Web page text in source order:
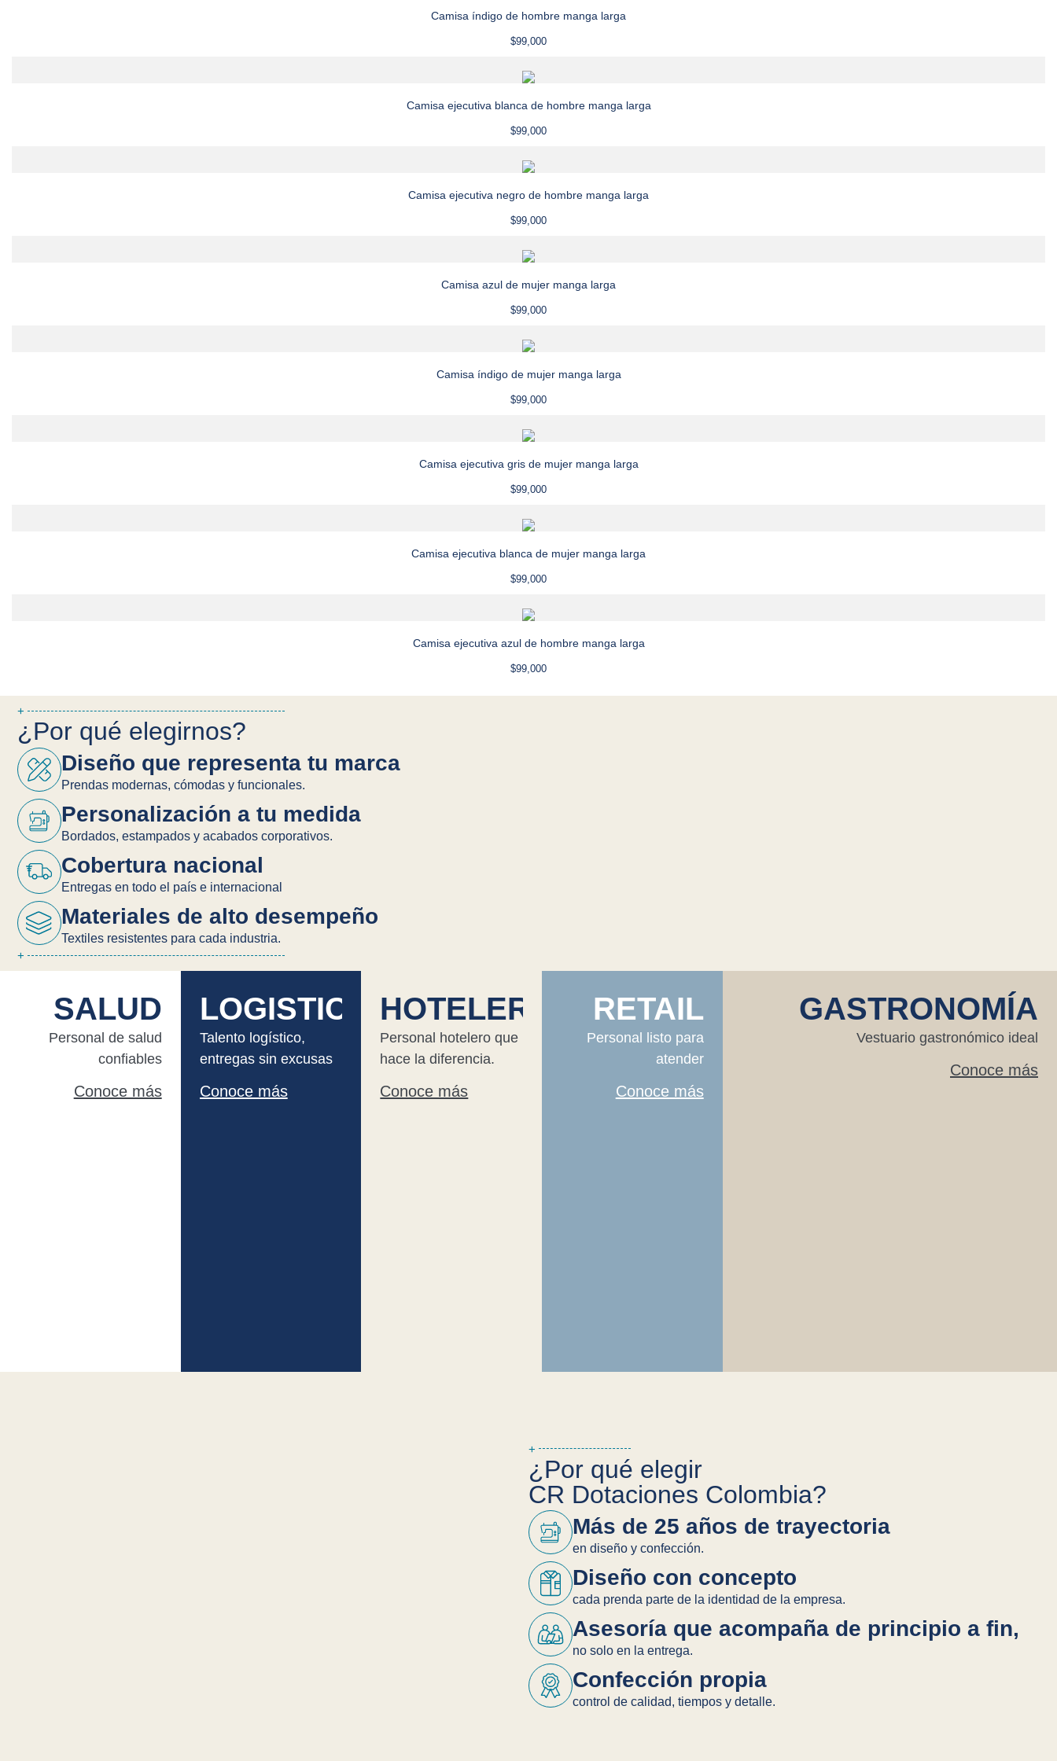
Camisa índigo de hombre manga larga
$99,000
Camisa ejecutiva blanca de hombre manga larga
$99,000
Camisa ejecutiva negro de hombre manga larga
$99,000
Camisa azul de mujer manga larga
$99,000
Camisa índigo de mujer manga larga
$99,000
Camisa ejecutiva gris de mujer manga larga
$99,000
Camisa ejecutiva blanca de mujer manga larga
$99,000
Camisa ejecutiva azul de hombre manga larga
$99,000
+
¿Por qué elegirnos?
Diseño que representa tu marca
Prendas modernas, cómodas y funcionales.
Personalización a tu medida
Bordados, estampados y acabados corporativos.
Cobertura nacional
Entregas en todo el país e internacional
Materiales de alto desempeño
Textiles resistentes para cada industria.
+
SALUD
Personal de salud
confiables
Conoce más
LOGISTICA
Talento logístico,
entregas sin excusas
Conoce más
HOTELERIA
Personal hotelero que
hace la diferencia.
Conoce más
RETAIL
Personal listo para
atender
Conoce más
GASTRONOMÍA
Vestuario gastronómico ideal
Conoce más
+
¿Por qué elegir
CR Dotaciones Colombia?
Más de 25 años de trayectoria
en diseño y confección.
Diseño con concepto
cada prenda parte de la identidad de la empresa.
Asesoría que acompaña de principio a fin,
no solo en la entrega.
Confección propia
control de calidad, tiempos y detalle.